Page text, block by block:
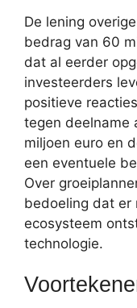
De lening
bedrag van 60
dat al eerder
investeerders
positieve
tegen deelname
miljoen euro en
een eventuele
Over
bedoeling dat er
ecosysteem
technologie.